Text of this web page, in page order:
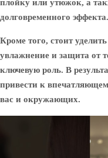
плойку или утюжок, а
долговременного эффекта.
Кроме того, стоит
увлажнение и защита от
ключевую роль. В
привести к
вас и окружающих.